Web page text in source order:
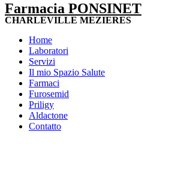
Farmacia PONSINET
CHARLEVILLE MEZIERES
Home
Laboratori
Servizi
Il mio Spazio Salute
Farmaci
Furosemid
Priligy
Aldactone
Contatto